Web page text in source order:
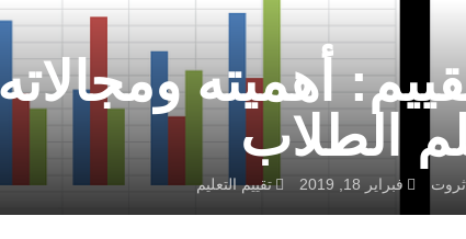
الطلاب
فبراير 18, 2019 تقييم التعليم